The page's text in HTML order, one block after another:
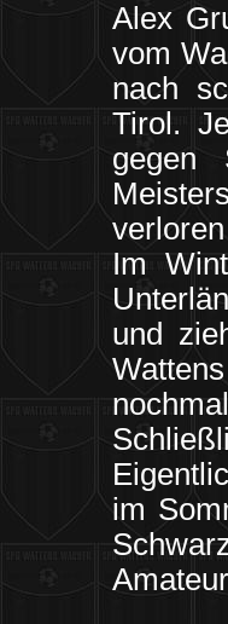
Alex
vom
nach
Tirol.
gegen
Im
und
im